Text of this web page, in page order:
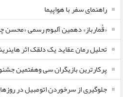
راهنمای سفر با هواپیما
«قُمارباز» دهمین آلبوم رسمی «محسن
تحلیل رمان عقاید یک دلقک اثر
پرکارترین بازیگران سی وهفتمین
جلوگیری از سرخوردن اتومبیل در